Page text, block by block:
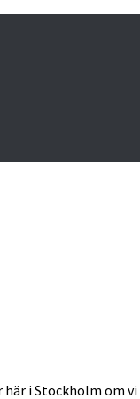
i Stockholm